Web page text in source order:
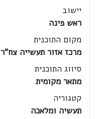
יישוב
ראש פינה
מקום התוכנית
מרכז אזור תעשייה צח"ר
סיווג התוכנית
מתאר מקומית
קטגוריה
תעשיה ומלאכה